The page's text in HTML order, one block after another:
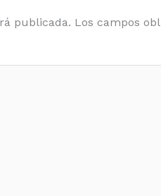
publicada. Los campos